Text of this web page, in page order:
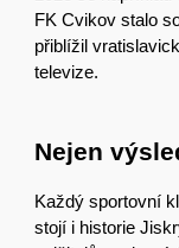
FK Cvikov stalo
přiblížil
televize.
Nejen
Každý sportovní
stojí i historie